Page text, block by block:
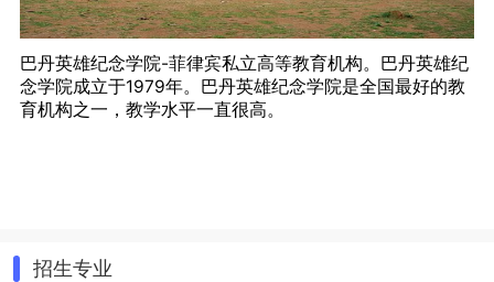
巴丹英雄纪念学院-菲律宾私立高等教育机构。巴丹英雄纪
念学院成立于1979年。巴丹英雄纪念学院是全国最好的教
育机构之一，教学水平一直很高。
招生专业